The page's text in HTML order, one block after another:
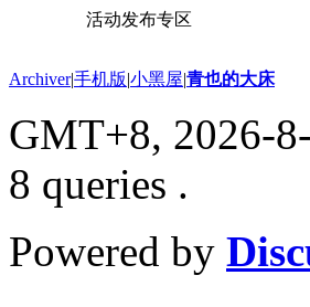
活动发布专区
Archiver|手机版|小黑屋|青也的大床
GMT+8, 2026-
8 queries .
Powered by